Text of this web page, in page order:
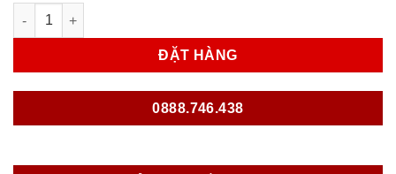
Cửa gỗ công nghiệp MDF phủ laminate KD.GL7 số lượng
ĐẶT HÀNG
0888.746.438